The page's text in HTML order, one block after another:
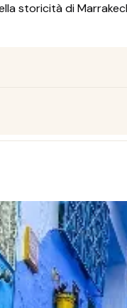
storicità di